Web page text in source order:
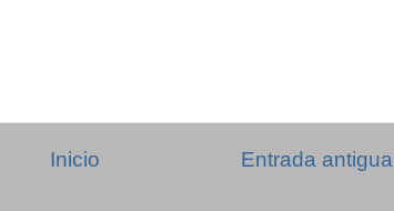
Entrada antigua
Inicio